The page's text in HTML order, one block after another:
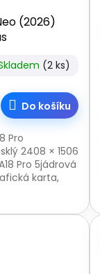
(2026)
(2 ks)
Do košíku
Pro
2408 × 1506
Pro 5jádrová
karta,